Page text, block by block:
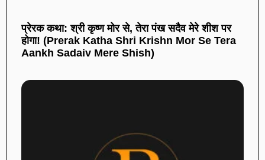
प्रेरक कथा: श्री कृष्ण मोर से, तेरा पंख सदैव मेरे शीश पर
होगा! (Prerak Katha Shri Krishn Mor Se Tera
Aankh Sadaiv Mere Shish)